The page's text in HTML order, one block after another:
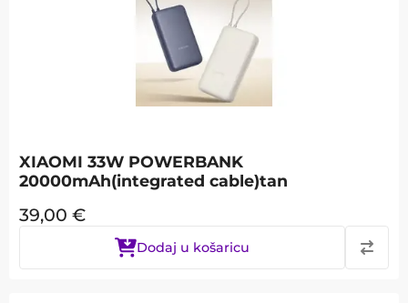
XIAOMI 33W POWERBANK
20000mAh(integrated cable)tan
39,00 €
Dodaj u košaricu